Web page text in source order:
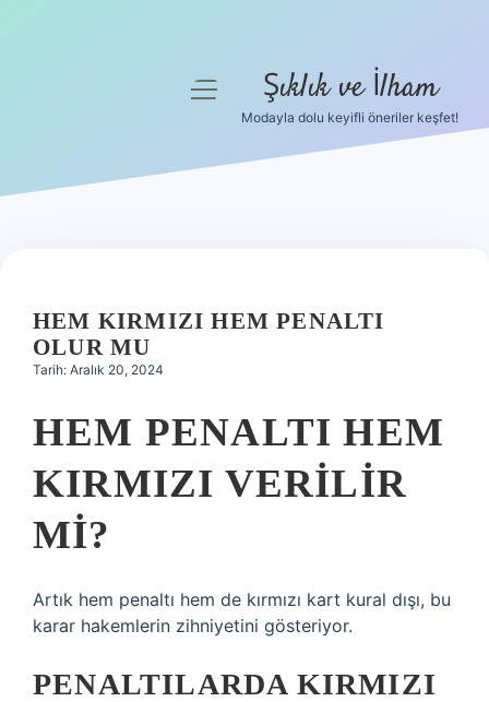
Hakkımızda
menüyü
Şıklık ve İlham
Modayla dolu keyifli öneriler keşfet!
HEM KIRMIZI HEM PENALTI
OLUR MU
Tarih: Aralık 20, 2024
HEM PENALTI HEM
KIRMIZI VERILIR
MI?
Artık hem penaltı hem de kırmızı kart kural dışı, bu
karar hakemlerin zihniyetini gösteriyor.
PENALTILARDA KIRMIZI